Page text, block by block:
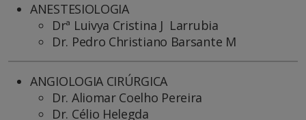
ANESTESIOLOGIA
Drª Luivya Cristina J Larrubia
Dr. Pedro Christiano Barsante M
ANGIOLOGIA CIRÚRGICA
Dr. Aliomar Coelho Pereira
Dr. Célio Helegda